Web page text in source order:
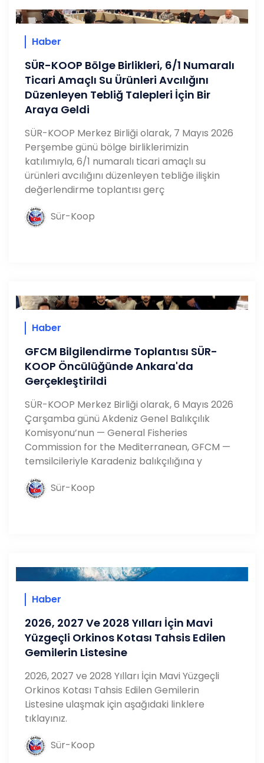
Haber
SÜR-KOOP Bölge Birlikleri, 6/1 Numaralı
Ticari Amaçlı Su Ürünleri Avcılığını
Düzenleyen Tebliğ Talepleri İçin Bir
Araya Geldi
SÜR-KOOP Merkez Birliği olarak, 7 Mayıs 2026
Perşembe günü bölge birliklerimizin
katılımıyla, 6/1 numaralı ticari amaçlı su
ürünleri avcılığını düzenleyen tebliğe ilişkin
değerlendirme toplantısı gerç
Sür-Koop
Haber
GFCM Bilgilendirme Toplantısı SÜR-
KOOP Öncülüğünde Ankara'da
Gerçekleştirildi
SÜR-KOOP Merkez Birliği olarak, 6 Mayıs 2026
Çarşamba günü Akdeniz Genel Balıkçılık
Komisyonu’nun — General Fisheries
Commission for the Mediterranean, GFCM —
temsilcileriyle Karadeniz balıkçılığına y
Sür-Koop
Haber
2026, 2027 Ve 2028 Yılları İçin Mavi
Yüzgeçli Orkinos Kotası Tahsis Edilen
Gemilerin Listesine
2026, 2027 ve 2028 Yılları İçin Mavi Yüzgeçli
Orkinos Kotası Tahsis Edilen Gemilerin
Listesine ulaşmak için aşağıdaki linklere
tıklayınız.
Sür-Koop